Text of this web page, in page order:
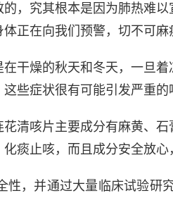
，究其根本是因为肺热难
正在向我们预警，切不可麻
干燥的秋天和冬天，一旦
些症状很有可能引发严重的
清咳片主要成分有麻黄、
痰止咳，而且成分安全放心
，并通过大量临床试验